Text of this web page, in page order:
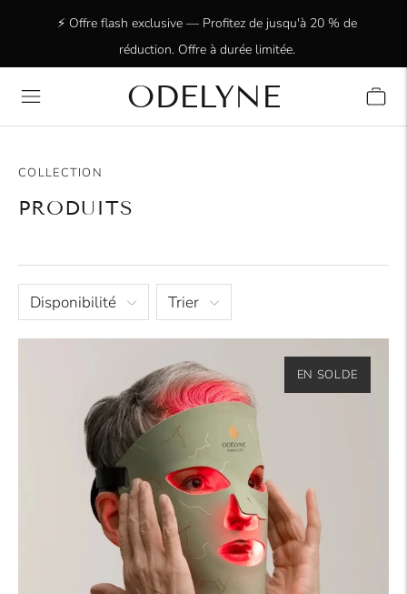
✨ Plus de 15 000 clients ravis ! Merci de nous faire
⚡ Offre flash exclusive — Profitez de jusqu'à 20 % de
réduction. Offre à durée limitée.
ODELYNE
COLLECTION
PRODUITS
Disponibilité Trier
EN SOLDE